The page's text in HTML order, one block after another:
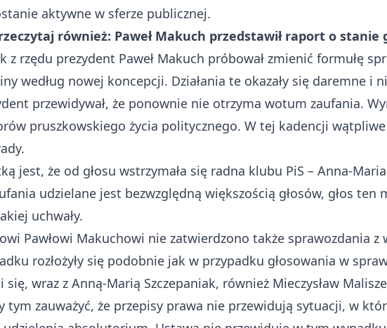
aktywne w sferze publicznej.
również: Paweł Makuch przedstawił raport o
z rzędu prezydent Paweł Makuch próbował zmienić formułę
według nowej koncepcji. Działania te okazały się daremne i
przewidywał, że ponownie nie otrzyma wotum zaufania.
pruszkowskiego życia politycznego. W tej kadencji wątpliwe
jest, że od głosu wstrzymała się radna klubu PiS – Anna-
udzielane jest bezwzględną większością głosów, głos ten
uchwały.
Pawłowi Makuchowi nie zatwierdzono także sprawozdania z
rozłożyły się podobnie jak w przypadku głosowania w
się, wraz z Anną-Marią Szczepaniak, również Mieczysław
tym zauważyć, że przepisy prawa nie przewidują sytuacji, w